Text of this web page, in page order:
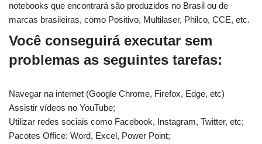
notebooks que encontrará são produzidos no Brasil ou de
marcas brasileiras, como Positivo, Multilaser, Philco, CCE, etc.
Você conseguirá executar sem
problemas as seguintes tarefas:
Navegar na internet (Google Chrome, Firefox, Edge, etc)
Assistir vídeos no YouTube;
Utilizar redes sociais como Facebook, Instagram, Twitter, etc;
Pacotes Office: Word, Excel, Power Point;